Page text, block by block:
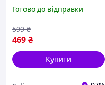
інтерєру 167141 Seli
Готово до відправки
469₴
599 ₴
Купити